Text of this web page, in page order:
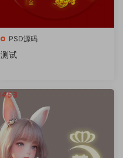
PSD源码
测试